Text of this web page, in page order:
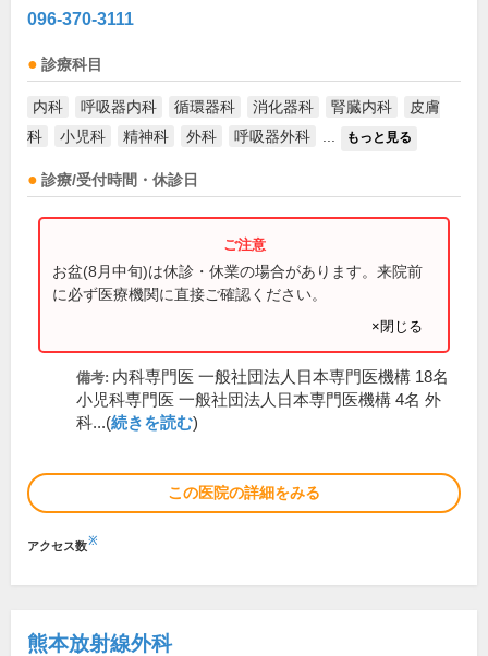
096-370-3111
診療科目
内科 呼吸器内科 循環器科 消化器科 腎臓内科
皮膚
科
小児科 精神科 外科 呼吸器外科 もっと見る
診療/受付時間・休診日
お盆(8月中旬)は休診・休業の場合があります。来院前
に必ず医療機関に直接ご確認ください。
×閉じる
備考: 内科専門医 一般社団法人日本専門医機構 18名
小児科専門医 一般社団法人日本専門医機構 4名 外
科...(続きを読む)
この医院の詳細をみる
アクセス数※
熊本放射線外科